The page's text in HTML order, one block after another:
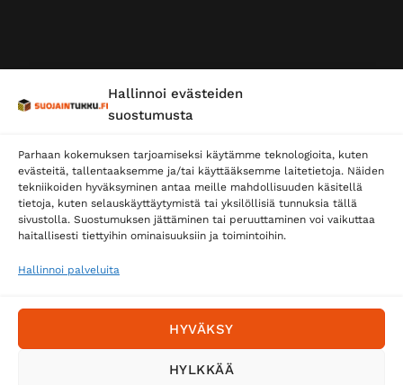
Hallinnoi evästeiden
suostumusta
Parhaan kokemuksen tarjoamiseksi käytämme teknologioita, kuten
evästeitä, tallentaaksemme ja/tai käyttääksemme laitetietoja. Näiden
tekniikoiden hyväksyminen antaa meille mahdollisuuden käsitellä
tietoja, kuten selauskäyttäytymistä tai yksilöllisiä tunnuksia tällä
sivustolla. Suostumuksen jättäminen tai peruuttaminen voi vaikuttaa
haitallisesti tiettyihin ominaisuuksiin ja toimintoihin.
Hallinnoi palveluita
HYVÄKSY
HYLKKÄÄ